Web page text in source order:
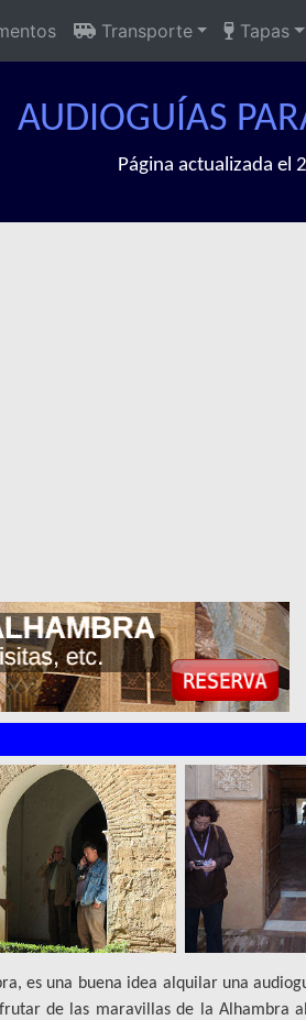
Transporte Tapas
AUDIOGUÍAS
Página actualizada el
es una buena idea alquilar una
de las maravillas de la Alhambra